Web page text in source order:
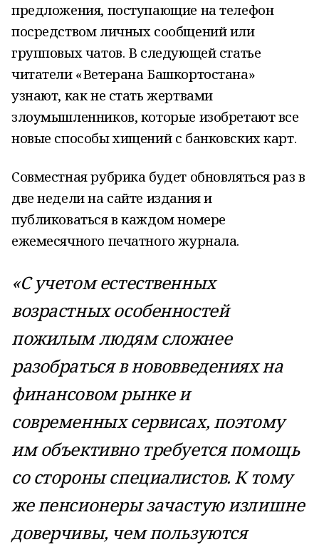
предложения, поступающие на телефон
посредством личных сообщений или
групповых чатов. В следующей статье
читатели «Ветерана Башкортостана»
узнают, как не стать жертвами
злоумышленников, которые изобретают все
новые способы хищений с банковских карт.
Совместная рубрика будет обновляться раз в
две недели на сайте издания и
публиковаться в каждом номере
ежемесячного печатного журнала.
«С учетом естественных
возрастных особенностей
пожилым людям сложнее
разобраться в нововведениях на
финансовом рынке и
современных сервисах, поэтому
им объективно требуется помощь
со стороны специалистов. К тому
же пенсионеры зачастую излишне
доверчивы, чем пользуются